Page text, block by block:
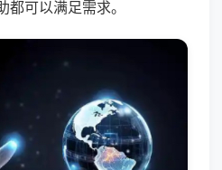
可以满足需求。